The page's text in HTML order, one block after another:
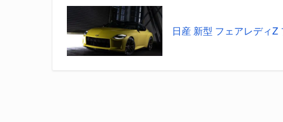
日産 新型 フェアレディ